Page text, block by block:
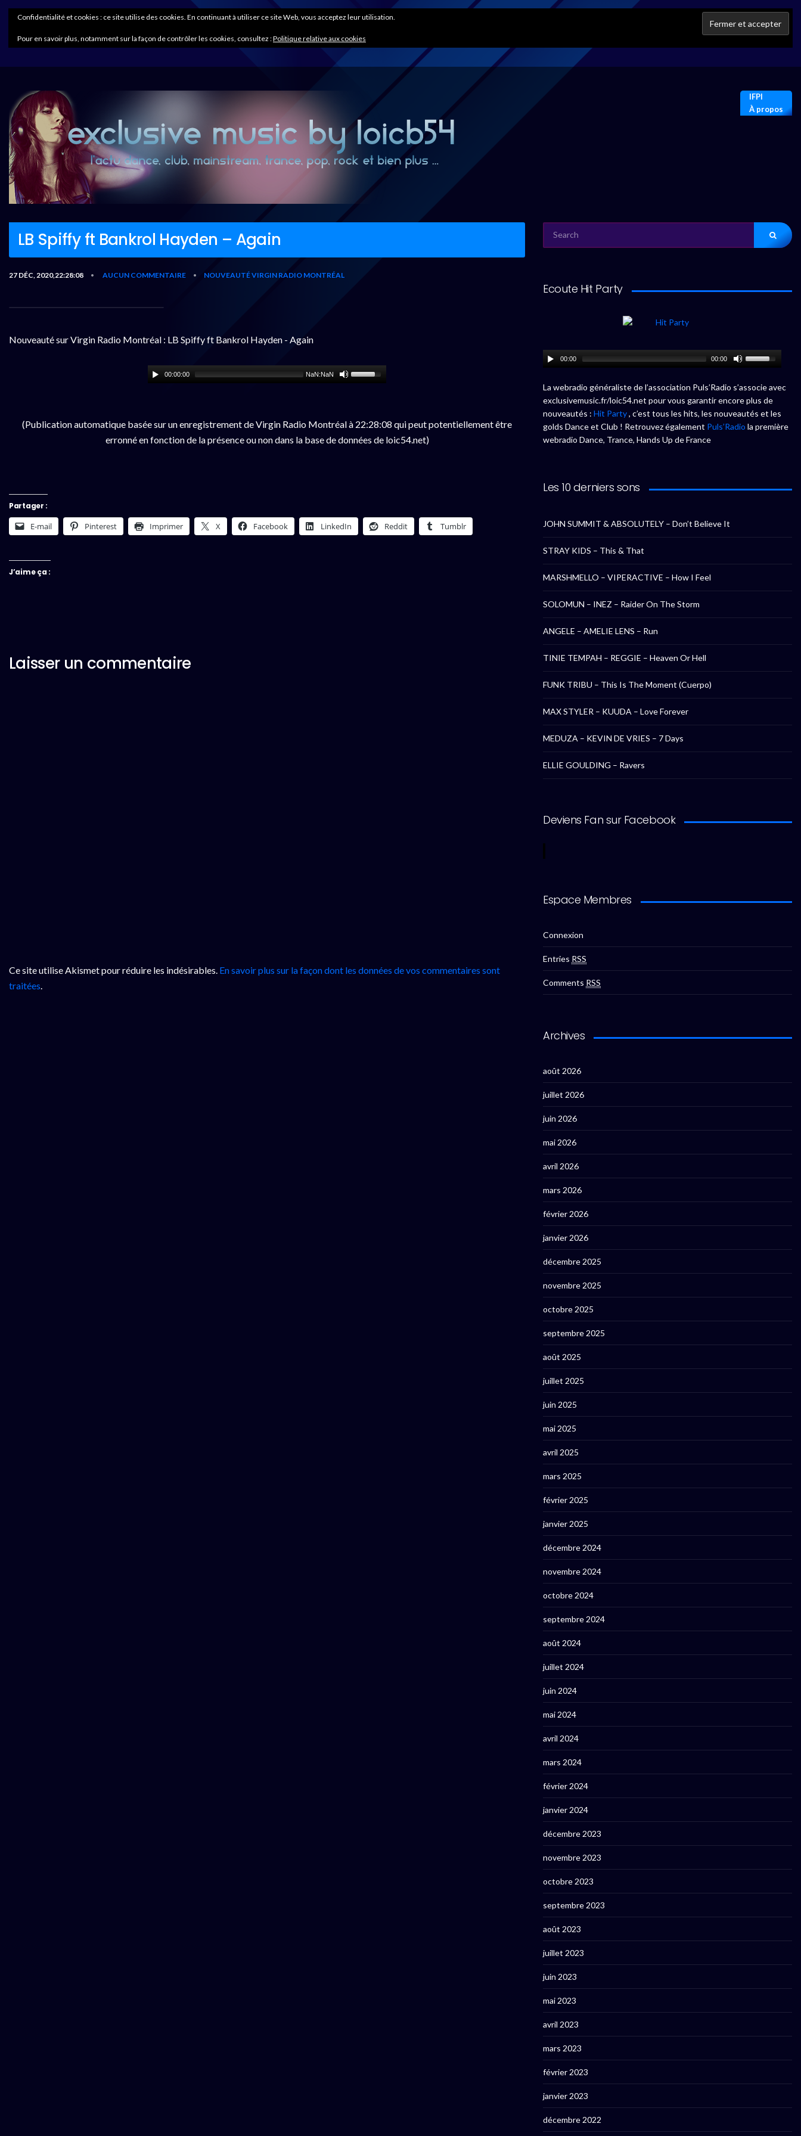
IFPI
À propos
LB Spiffy ft Bankrol Hayden – Again
27 DÉC, 2020,22:28:08 • AUCUN COMMENTAIRE • NOUVEAUTÉ VIRGIN RADIO MONTRÉAL
Nouveauté sur Virgin Radio Montréal : LB Spiffy ft Bankrol Hayden - Again
00:00:00 NaN:NaN
(Publication automatique basée sur un enregistrement de Virgin Radio Montréal à 22:28:08 qui peut potentiellement être
erronné en fonction de la présence ou non dans la base de données de loic54.net)
Partager :
E-mail Pinterest Imprimer X Facebook LinkedIn Reddit Tumblr
J’aime ça :
Laisser un commentaire
Ce site utilise Akismet pour réduire les indésirables. En savoir plus sur la façon dont les données de vos commentaires sont
traitées.
FOR:
Ecoute Hit Party
00:00 00:00
La webradio généraliste de l’association Puls’Radio s’associe avec
exclusivemusic.fr/loic54.net pour vous garantir encore plus de
nouveautés : Hit Party, c’est tous les hits, les nouveautés et les
golds Dance et Club ! Retrouvez également Puls’Radio la première
webradio Dance, Trance, Hands Up de France
Les 10 derniers sons
JOHN SUMMIT & ABSOLUTELY – Don’t Believe It
STRAY KIDS – This & That
MARSHMELLO – VIPERACTIVE – How I Feel
SOLOMUN – INEZ – Raider On The Storm
ANGELE – AMELIE LENS – Run
TINIE TEMPAH – REGGIE – Heaven Or Hell
FUNK TRIBU – This Is The Moment (Cuerpo)
MAX STYLER – KUUDA – Love Forever
MEDUZA – KEVIN DE VRIES – 7 Days
ELLIE GOULDING – Ravers
Deviens Fan sur Facebook
Espace Membres
Connexion
Entries RSS
Comments RSS
Archives
août 2026
juillet 2026
juin 2026
mai 2026
avril 2026
mars 2026
février 2026
janvier 2026
décembre 2025
novembre 2025
octobre 2025
septembre 2025
août 2025
juillet 2025
juin 2025
mai 2025
avril 2025
mars 2025
février 2025
janvier 2025
décembre 2024
novembre 2024
octobre 2024
septembre 2024
août 2024
juillet 2024
juin 2024
mai 2024
avril 2024
mars 2024
février 2024
janvier 2024
décembre 2023
novembre 2023
octobre 2023
septembre 2023
août 2023
juillet 2023
juin 2023
mai 2023
avril 2023
mars 2023
février 2023
janvier 2023
décembre 2022
Confidentialité et cookies : ce site utilise des cookies. En continuant à utiliser ce site Web, vous acceptez leur utilisation.
Pour en savoir plus, notamment sur la façon de contrôler les cookies, consultez :Politique relative aux cookies